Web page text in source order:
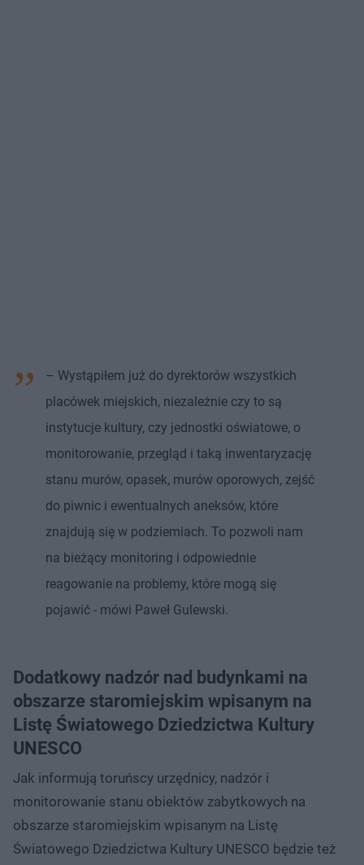
– Wystąpiłem już do dyrektorów wszystkich
placówek miejskich, niezależnie czy to są
instytucje kultury, czy jednostki oświatowe, o
monitorowanie, przegląd i taką inwentaryzację
stanu murów, opasek, murów oporowych, zejść
do piwnic i ewentualnych aneksów, które
znajdują się w podziemiach. To pozwoli nam
na bieżący monitoring i odpowiednie
reagowanie na problemy, które mogą się
pojawić - mówi Paweł Gulewski.
Dodatkowy nadzór nad budynkami na
obszarze staromiejskim wpisanym na
Listę Światowego Dziedzictwa Kultury
UNESCO
Jak informują toruńscy urzędnicy, nadzór i
monitorowanie stanu obiektów zabytkowych na
obszarze staromiejskim wpisanym na Listę
Światowego Dziedzictwa Kultury UNESCO będzie też